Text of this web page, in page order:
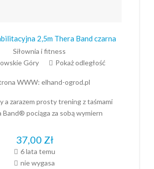
2,5m Thera Band czarna
Siłownia i fitness
Góry
Pokaż odległość
WWW: elhand-ogrod.pl
a zarazem prosty trening z taśmami
Band® pociąga za sobą wymiern
37,00 Zł
6 lata temu
nie wygasa